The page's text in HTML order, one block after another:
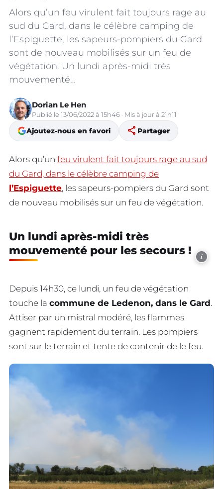
Alors qu’un feu virulent fait toujours rage au
sud du Gard, dans le célèbre camping de
l’Espiguette, les sapeurs-pompiers du Gard
sont de nouveau mobilisés sur un feu de
végétation. Un lundi après-midi très
mouvementé…
Dorian Le Hen
Publié le 13/06/2022 à 15h46 · Mis à jour à 21h11
Ajoutez-nous en favori share Partager
Alors qu’un feu virulent fait toujours rage au sud
du Gard, dans le célèbre camping de
l’Espiguette, les sapeurs-pompiers du Gard sont
de nouveau mobilisés sur un feu de végétation.
Un lundi après-midi très
mouvementé pour les secours !
i
Depuis 14h30, ce lundi, un feu de végétation
touche la commune de Ledenon, dans le Gard.
Attiser par un mistral modéré, les flammes
gagnent rapidement du terrain. Les pompiers
sont sur le terrain et tente de contenir de le feu.